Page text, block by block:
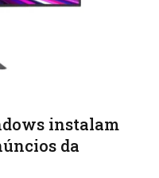
instalam
da